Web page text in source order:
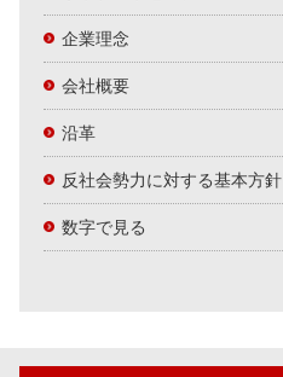
企業理念
会社概要
沿革
反社会勢力に対する基本方針
数字で見る